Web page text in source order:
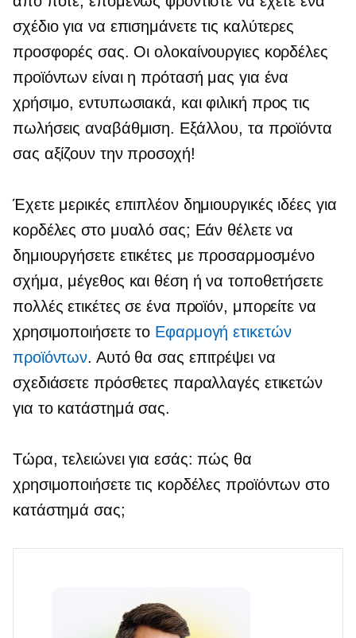
σχέδιο για να επισημάνετε τις καλύτερες
προσφορές σας. Οι ολοκαίνουργιες κορδέλες
προϊόντων είναι η πρότασή μας για ένα
χρήσιμο,εντυπωσιακά, και φιλική προς τις
πωλήσεις αναβάθμιση. Εξάλλου, τα προϊόντα
σας αξίζουν την προσοχή!
Έχετε μερικές επιπλέον δημιουργικές ιδέες για
κορδέλες στο μυαλό σας; Εάν θέλετε να
δημιουργήσετε ετικέτες με προσαρμοσμένο
σχήμα, μέγεθος και θέση ή να τοποθετήσετε
πολλές ετικέτες σε ένα προϊόν, μπορείτε να
χρησιμοποιήσετε το Εφαρμογή ετικετών
προϊόντων. Αυτό θα σας επιτρέψει να
σχεδιάσετε πρόσθετες παραλλαγές ετικετών
για το κατάστημά σας.
Τώρα, τελειώνει για εσάς: πώς θα
χρησιμοποιήσετε τις κορδέλες προϊόντων στο
κατάστημά σας;